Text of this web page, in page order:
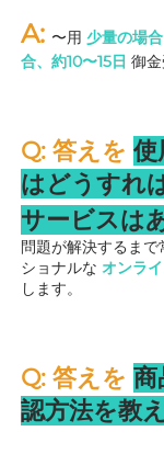
A: 〜用 少量の場
合、約10〜15日 御
Q: 答えを 使
はどうすれ
サービスは
問題が解決するま
ショナルな オンラ
します。
Q: 答えを 商
認方法を教